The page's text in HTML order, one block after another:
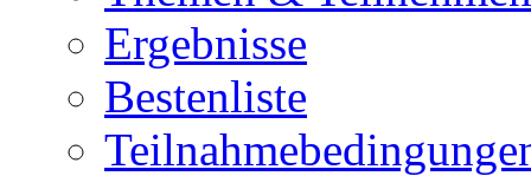
Ergebnisse
Bestenliste